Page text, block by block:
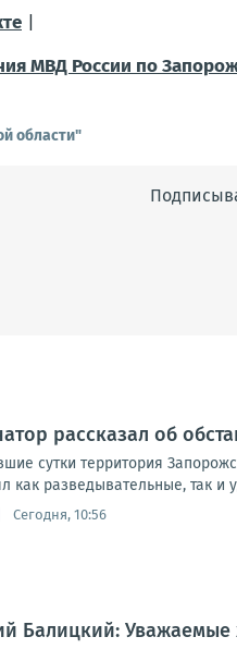
МВД России по
области"
рассказал об
сутки территория
как разведывательные, так
Сегодня, 10:56
Балицкий: